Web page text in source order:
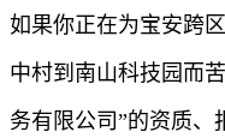
如果你正在为宝安跨
中村到南山科技园而
务有限公司”的资质、